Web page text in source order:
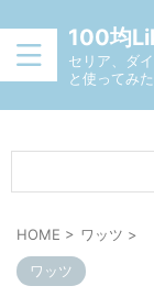
100均
セリア、ダ
と使ってみ
HOME > ワッツ >
ワッツ